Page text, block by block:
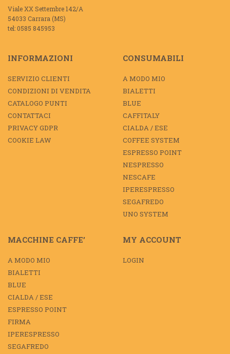
Viale XX Settembre 142/A
54033 Carrara (MS)
tel: 0585 845953
INFORMAZIONI
SERVIZIO CLIENTI
CONDIZIONI DI VENDITA
CATALOGO PUNTI
CONTATTACI
PRIVACY GDPR
COOKIE LAW
CONSUMABILI
A MODO MIO
BIALETTI
BLUE
CAFFITALY
CIALDA / ESE
COFFEE SYSTEM
ESPRESSO POINT
NESPRESSO
NESCAFE
IPERESPRESSO
SEGAFREDO
UNO SYSTEM
MACCHINE CAFFE’
A MODO MIO
BIALETTI
BLUE
CIALDA / ESE
ESPRESSO POINT
FIRMA
IPERESPRESSO
SEGAFREDO
MY ACCOUNT
LOGIN